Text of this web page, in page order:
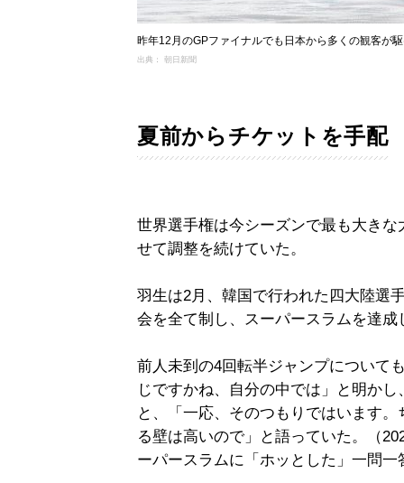
昨年12月のGPファイナルでも日本から多くの観客が
出典： 朝日新聞
夏前からチケットを手配
世界選手権は今シーズンで最も大き
せて調整を続けていた。
羽生は2月、韓国で行われた四大陸選
会を全て制し、スーパースラムを達成
前人未到の4回転半ジャンプについて
じですかね、自分の中では」と明か
と、「一応、そのつもりではいます
る壁は高いので」と語っていた。（
ーパースラムに「ホッとした」一問一